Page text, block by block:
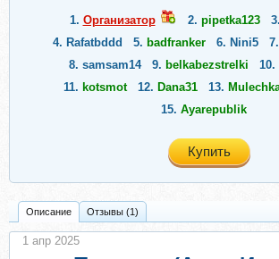
1. Организатор 2. pipetka123 3.
4. Rafatbddd 5. badfranker 6. Nini5 7.
8. samsam14 9. belkabezstrelki 10.
11. kotsmot 12. Dana31 13.
15. Ayarepublik
Купить
Описание Отзывы (1)
1 апр 2025